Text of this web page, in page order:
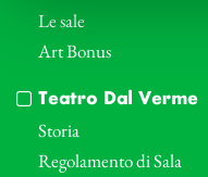
Le sale
Art Bonus
Teatro Dal Verme
Storia
Regolamento di Sala